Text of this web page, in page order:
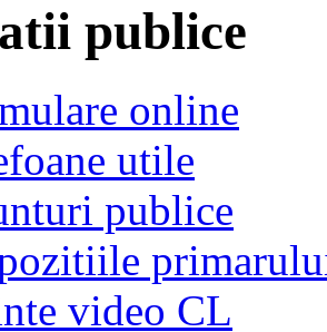
publice
online
utile
publice
video CL